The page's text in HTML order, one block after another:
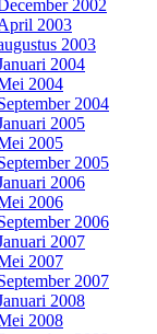
2002
2003
2003
2004
2004
2004
2005
2005
2005
2006
2006
2006
2007
2007
2007
2008
2008